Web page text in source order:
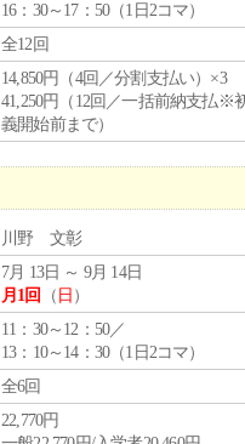
16：30～17：50（1日2コマ）
全12回
14,850円（4回／分割支払い）×3
41,250円（12回／一括前納支払※
義開始前まで）
川野 文彰
7月 13日 ～ 9月 14日
月1回
（ 日 ）
11：30～12：50／
13：10～14：30（1日2コマ）
全6回
22,770円